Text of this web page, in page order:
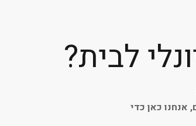
לבית?
אנחנו כאן כדי